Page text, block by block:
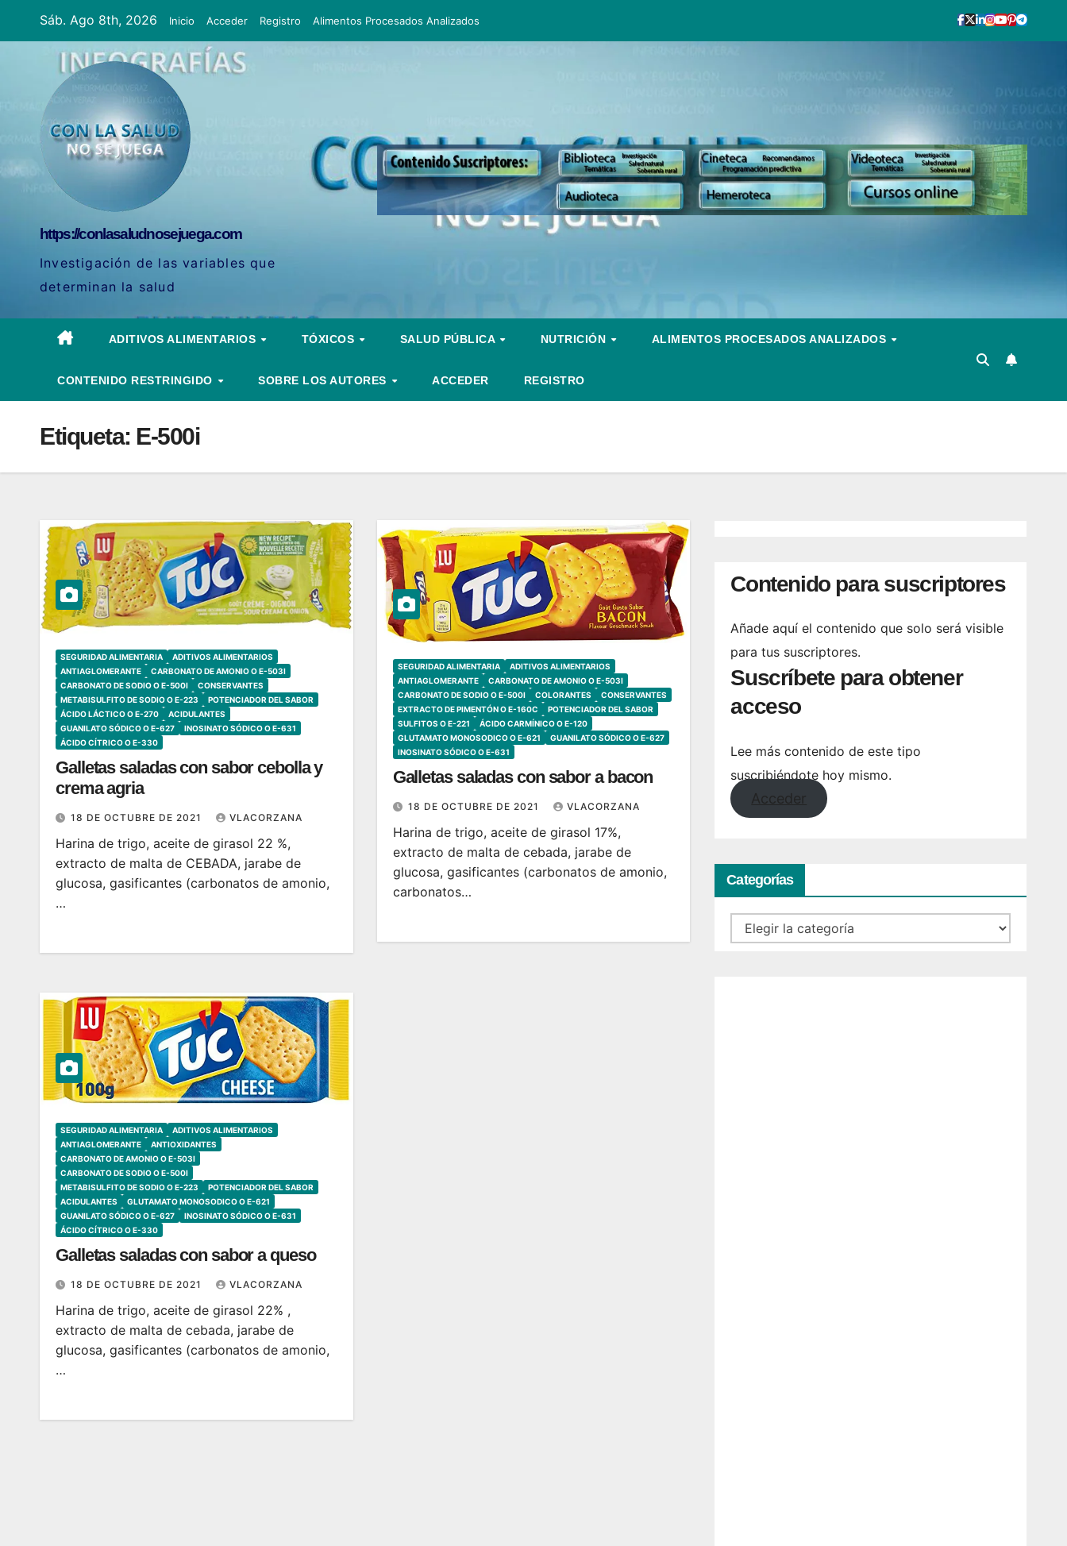
contenido
Sáb. Ago 8th, 2026 Inicio Acceder Registro Alimentos Procesados Analizados
https://conlasaludnosejuega.com
Investigación de las variables que
determinan la salud
ADITIVOS ALIMENTARIOS TÓXICOS SALUD PÚBLICA NUTRICIÓN ALIMENTOS PROCESADOS ANALIZADOS
CONTENIDO RESTRINGIDO SOBRE LOS AUTORES ACCEDER REGISTRO
Etiqueta: E-500i
SEGURIDAD ALIMENTARIA
ADITIVOS ALIMENTARIOS
ANTIAGLOMERANTE
CARBONATO DE AMONIO O E-503I
CARBONATO DE SODIO O E-500I
CONSERVANTES
METABISULFITO DE SODIO O E-223
POTENCIADOR DEL SABOR
ÁCIDO LÁCTICO O E-270
ACIDULANTES
GUANILATO SÓDICO O E-627
INOSINATO SÓDICO O E-631
ÁCIDO CÍTRICO O E-330
Galletas saladas con sabor cebolla y
crema agria
18 DE OCTUBRE DE 2021 VLACORZANA
Harina de trigo, aceite de girasol 22 %,
extracto de malta de CEBADA, jarabe de
glucosa, gasificantes (carbonatos de amonio,
…
SEGURIDAD ALIMENTARIA
ADITIVOS ALIMENTARIOS
ANTIAGLOMERANTE
CARBONATO DE AMONIO O E-503I
CARBONATO DE SODIO O E-500I
COLORANTES
CONSERVANTES
EXTRACTO DE PIMENTÓN O E-160C
POTENCIADOR DEL SABOR
SULFITOS O E-221
ÁCIDO CARMÍNICO O E-120
GLUTAMATO MONOSODICO O E-621
GUANILATO SÓDICO O E-627
INOSINATO SÓDICO O E-631
Galletas saladas con sabor a bacon
18 DE OCTUBRE DE 2021 VLACORZANA
Harina de trigo, aceite de girasol 17%,
extracto de malta de cebada, jarabe de
glucosa, gasificantes (carbonatos de amonio,
carbonatos…
SEGURIDAD ALIMENTARIA
ADITIVOS ALIMENTARIOS
ANTIAGLOMERANTE
ANTIOXIDANTES
CARBONATO DE AMONIO O E-503I
CARBONATO DE SODIO O E-500I
METABISULFITO DE SODIO O E-223
POTENCIADOR DEL SABOR
ACIDULANTES
GLUTAMATO MONOSODICO O E-621
GUANILATO SÓDICO O E-627
INOSINATO SÓDICO O E-631
ÁCIDO CÍTRICO O E-330
Galletas saladas con sabor a queso
18 DE OCTUBRE DE 2021 VLACORZANA
Harina de trigo, aceite de girasol 22% ,
extracto de malta de cebada, jarabe de
glucosa, gasificantes (carbonatos de amonio,
…
Contenido para suscriptores
Añade aquí el contenido que solo será visible
para tus suscriptores.
Suscríbete para obtener
acceso
Lee más contenido de este tipo
suscribiéndote hoy mismo.
Acceder
Categorías
Categorías